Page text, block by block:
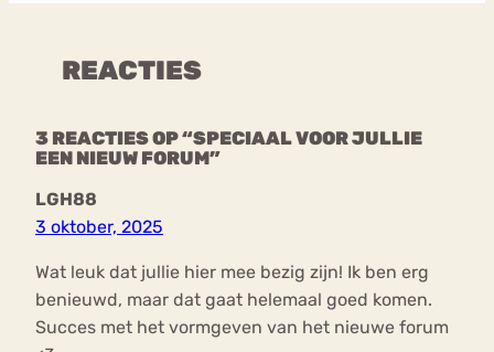
REACTIES
3 REACTIES OP “SPECIAAL VOOR JULLIE
EEN NIEUW FORUM”
LGH88
3 oktober, 2025
Wat leuk dat jullie hier mee bezig zijn! Ik ben erg
benieuwd, maar dat gaat helemaal goed komen.
Succes met het vormgeven van het nieuwe forum